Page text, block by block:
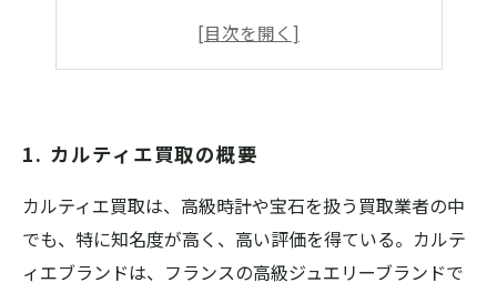
4. カルティエ買取の流れ
1. カルティエ買取の概要
カルティエ買取は、高級時計や宝石を扱う買取業者の中
でも、特に知名度が高く、高い評価を得ている。カルテ
ィエブランドは、フランスの高級ジュエリーブランドで